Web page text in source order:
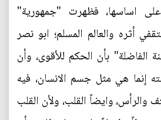
على اساسها، فظهرت "جمهورية"
أثره والعالم المسلم؛ ابو نصر
الفاضلة" بأن الحكم للأقوى، وأن
إنما هي مثل جسم الانسان، فيه
والرأس، وايضاً القلب، ولأن القلب